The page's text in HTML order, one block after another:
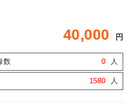
40,000 円
数 0 人
1580 人